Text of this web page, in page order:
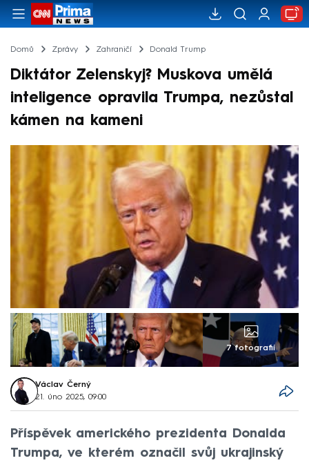
Domů Zprávy Zahraničí Donald Trump
Diktátor Zelenskyj? Muskova umělá
inteligence opravila Trumpa, nezůstal
kámen na kameni
7 fotografií
Václav Černý
21. úno 2025, 09:00
Příspěvek amerického prezidenta Donalda
Trumpa, ve kterém označil svůj ukrajinský